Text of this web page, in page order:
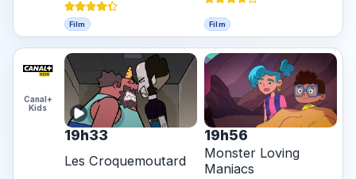
Film Film
Canal+
Kids
19h33
Les Croquemoutard
19h56
Monster Loving
Maniacs